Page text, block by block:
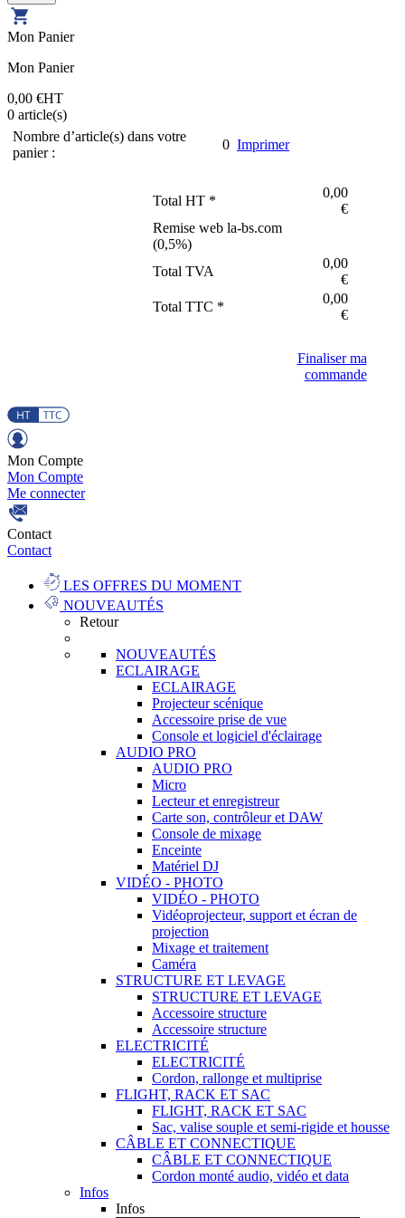
Mon Panier
Mon Panier
0,00 €HT
0 article(s)
Nombre d’article(s) dans votre
panier :
0 Imprimer
Total HT *
0,00
€
Remise web la-bs.com
(0,5%)
Total TVA
0,00
€
Total TTC *
0,00
€
Finaliser ma
commande
Mon Compte
Mon Compte
Me connecter
Contact
Contact
LES OFFRES DU MOMENT
NOUVEAUTÉS
Retour
NOUVEAUTÉS
ECLAIRAGE
ECLAIRAGE
Projecteur scénique
Accessoire prise de vue
Console et logiciel d'éclairage
AUDIO PRO
AUDIO PRO
Micro
Lecteur et enregistreur
Carte son, contrôleur et DAW
Console de mixage
Enceinte
Matériel DJ
VIDÉO - PHOTO
VIDÉO - PHOTO
Vidéoprojecteur, support et écran de
projection
Mixage et traitement
Caméra
STRUCTURE ET LEVAGE
STRUCTURE ET LEVAGE
Accessoire structure
Accessoire structure
ELECTRICITÉ
ELECTRICITÉ
Cordon, rallonge et multiprise
FLIGHT, RACK ET SAC
FLIGHT, RACK ET SAC
Sac, valise souple et semi-rigide et housse
CÂBLE ET CONNECTIQUE
CÂBLE ET CONNECTIQUE
Cordon monté audio, vidéo et data
Infos
Infos